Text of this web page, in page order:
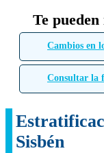
Cambios en
Consultar la
Sisbén